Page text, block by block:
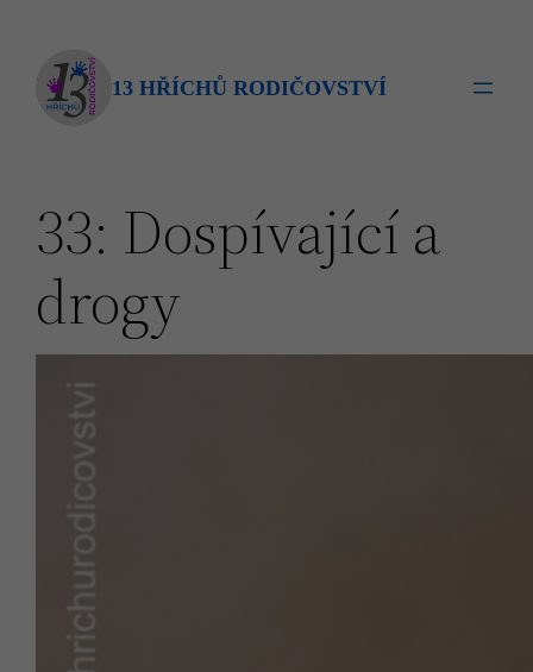
obsah
13 HŘÍCHŮ RODIČOVSTVÍ
33: Dospívající a
drogy